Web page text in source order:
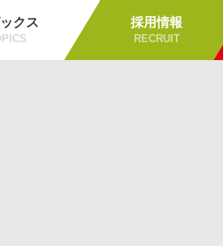
クス 採用情報
RECRUIT